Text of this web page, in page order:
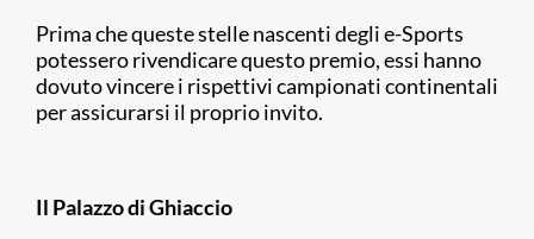
Prima che queste stelle nascenti degli e-Sports
potessero rivendicare questo premio, essi hanno
dovuto vincere i rispettivi campionati continentali
per assicurarsi il proprio invito.
Il Palazzo di Ghiaccio